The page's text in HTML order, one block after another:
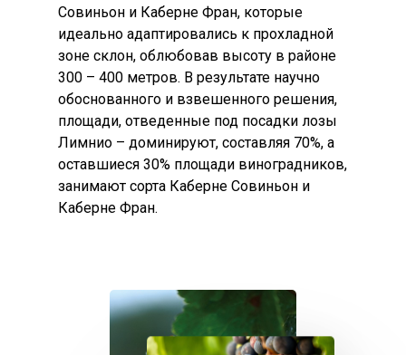
Совиньон и Каберне Фран, которые
идеально адаптировались к прохладной
зоне склон, облюбовав высоту в районе
300 – 400 метров. В результате научно
обоснованного и взвешенного решения,
площади, отведенные под посадки лозы
Лимнио – доминируют, составляя 70%, а
оставшиеся 30% площади виноградников,
занимают сорта Каберне Совиньон и
Каберне Фран.